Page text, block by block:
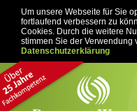
Um unsere Webseite für Sie
fortlaufend verbessern zu
Cookies. Durch die weitere
stimmen Sie der Verwendung
Datenschutzerklärung